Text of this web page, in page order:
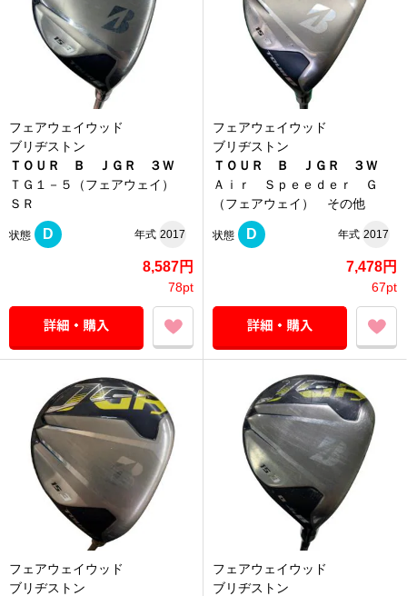
フェアウェイウッド
ブリヂストン
ＴＯＵＲ Ｂ ＪＧＲ ３Ｗ
ＴＧ１－５（フェアウェイ）
ＳＲ
状態 D 年式 2017
8,587円
78pt
フェアウェイウッド
ブリヂストン
ＴＯＵＲ Ｂ ＪＧＲ ３Ｗ
Ａｉｒ Ｓｐｅｅｄｅｒ Ｇ
（フェアウェイ） その他
状態 D 年式 2017
7,478円
67pt
フェアウェイウッド
ブリヂストン
フェアウェイウッド
ブリヂストン